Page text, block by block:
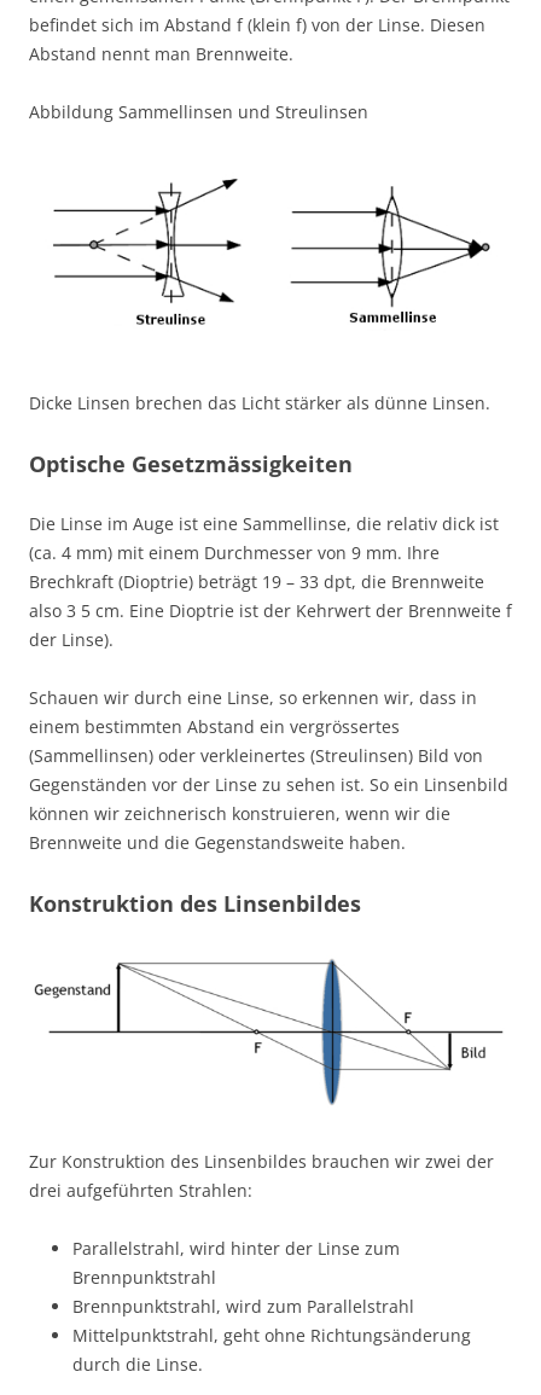
befindet sich im Abstand f (klein f) von der Linse. Diesen
Abstand nennt man Brennweite.
Abbildung Sammellinsen und Streulinsen
Dicke Linsen brechen das Licht stärker als dünne Linsen.
Optische Gesetzmässigkeiten
Die Linse im Auge ist eine Sammellinse, die relativ dick ist
(ca. 4 mm) mit einem Durchmesser von 9 mm. Ihre
Brechkraft (Dioptrie) beträgt 19 – 33 dpt, die Brennweite
also 3 5 cm. Eine Dioptrie ist der Kehrwert der Brennweite f
der Linse).
Schauen wir durch eine Linse, so erkennen wir, dass in
einem bestimmten Abstand ein vergrössertes
(Sammellinsen) oder verkleinertes (Streulinsen) Bild von
Gegenständen vor der Linse zu sehen ist. So ein Linsenbild
können wir zeichnerisch konstruieren, wenn wir die
Brennweite und die Gegenstandsweite haben.
Konstruktion des Linsenbildes
Zur Konstruktion des Linsenbildes brauchen wir zwei der
drei aufgeführten Strahlen:
Parallelstrahl, wird hinter der Linse zum
Brennpunktstrahl
Brennpunktstrahl, wird zum Parallelstrahl
Mittelpunktstrahl, geht ohne Richtungsänderung
durch die Linse.